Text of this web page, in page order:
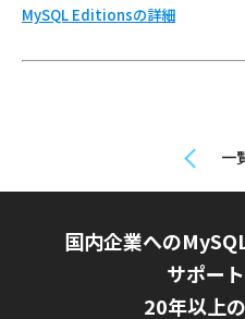
MySQL Editionsの詳細
一
国内企業への
サポー
20年以上